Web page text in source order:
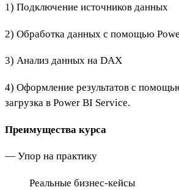
1) Подключение источников данных
2) Обработка данных с помощью
3) Анализ данных на DAX
4) Оформление результатов с
загрузка в Power BI Service.
Преимущества курса
— Упор на практику
Реальные бизнес-кейсы